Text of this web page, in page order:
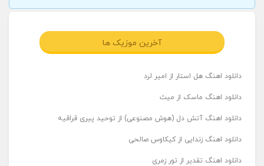
آخرین موزیک ها
دانلود اهنگ هل استار از امیر لرد
دانلود اهنگ ماسک از میث
دانلود اهنگ آتش دل (هوش مصنوعی) از توحید پیری قراقیه
دانلود اهنگ زندایی از کیکاوس صالحی
دانلود اهنگ تقدیر از تور زمری